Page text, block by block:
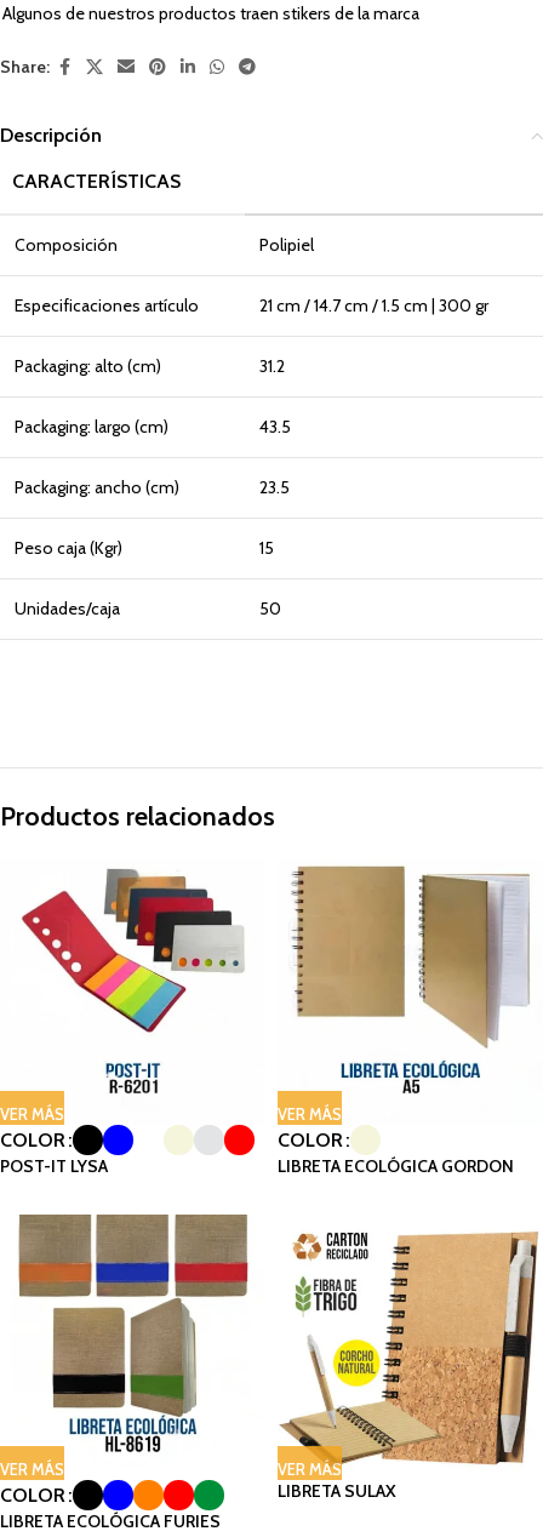
Algunos de nuestros productos traen stikers de la marca
Share:
Descripción
CARACTERÍSTICAS
Composición Polipiel
Especificaciones artículo 21 cm / 14.7 cm / 1.5 cm | 300 gr
Packaging: alto (cm) 31.2
Packaging: largo (cm) 43.5
Packaging: ancho (cm) 23.5
Peso caja (Kgr) 15
Unidades/caja 50
Productos relacionados
VER MÁS
COLOR
POST-IT LYSA
VER MÁS
COLOR
LIBRETA ECOLÓGICA GORDON
VER MÁS
COLOR
LIBRETA ECOLÓGICA FURIES
VER MÁS
LIBRETA SULAX